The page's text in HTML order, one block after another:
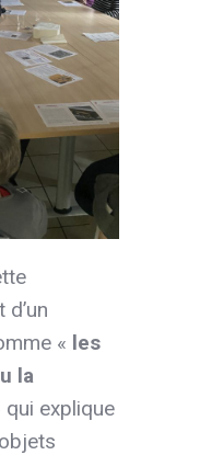
« les
la
qui explique